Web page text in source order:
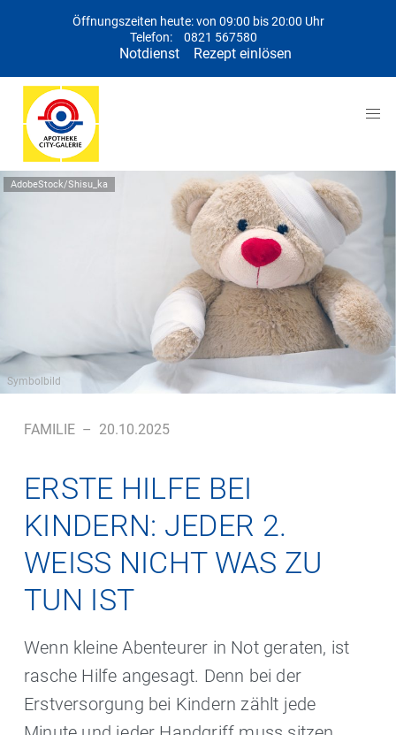
Öffnungszeiten heute: von 09:00 bis 20:00 Uhr
Telefon:
0821 567580
Notdienst Rezept einlösen
AdobeStock/Shisu_ka
Symbolbild
FAMILIE – 20.10.2025
ERSTE HILFE BEI
KINDERN: JEDER 2.
WEISS NICHT WAS ZU T
UN IST
Wenn kleine Abenteurer in Not geraten, ist
rasche Hilfe angesagt. Denn bei der
Erstversorgung bei Kindern zählt jede